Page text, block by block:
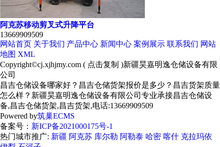
阿克苏移动剪叉式升降平台
13669909509
网站首页 关于我们 产品中心 新闻中心 案例展示 联系我们 网站
地图 XML
Copyright©cj.xjhjmy.com ( 点击复制 )新疆昊嘉明逸仓储设备有限
公司
昌吉仓储设备哪家好？昌吉仓储货架报价是多少？昌吉货架质量
怎么样？新疆昊嘉明逸仓储设备有限公司专业承接昌吉仓储设
备,昌吉仓储货架,昌吉货架,电话:13669909509
Powered by筑巢ECMS
备案号： 新ICP备2021000175号-1
热门城市推广: 新疆 阿克苏 库尔勒 阿勒泰 哈密 喀什 克拉玛依